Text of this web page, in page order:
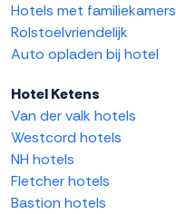
Hotels met familiekamers
Rolstoelvriendelijk
Auto opladen bij hotel
Hotel Ketens
Van der valk hotels
Westcord hotels
NH hotels
Fletcher hotels
Bastion hotels